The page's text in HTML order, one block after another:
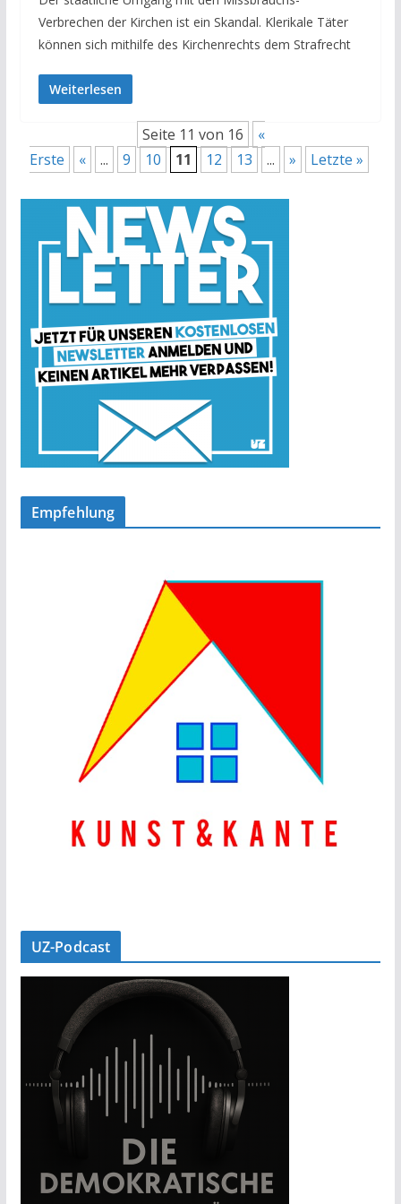
Verbrechen der Kirchen ist ein Skandal. Klerikale Täter
können sich mithilfe des Kirchenrechts dem Strafrecht
Weiterlesen
Seite 11 von 16
«
Erste
« ... 9 10 11 12 13 ... » Letzte »
Empfehlung
UZ-Podcast